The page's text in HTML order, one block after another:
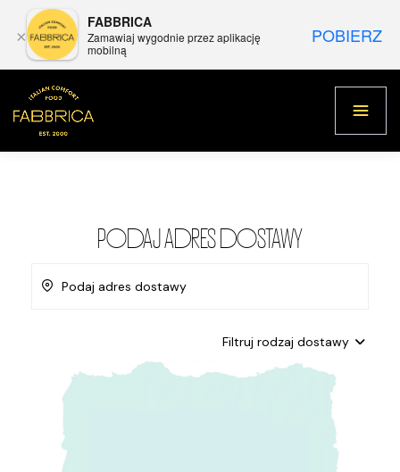
×
FABBRICA
Zamawiaj wygodnie przez aplikację
mobilną
POBIERZ
PODAJ ADRES DOSTAWY
Podaj adres dostawy
Filtruj rodzaj dostawy